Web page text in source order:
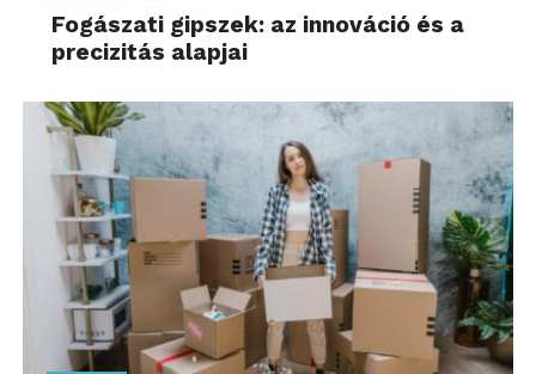
Fogászati gipszek: az innováció és a
precizitás alapjai